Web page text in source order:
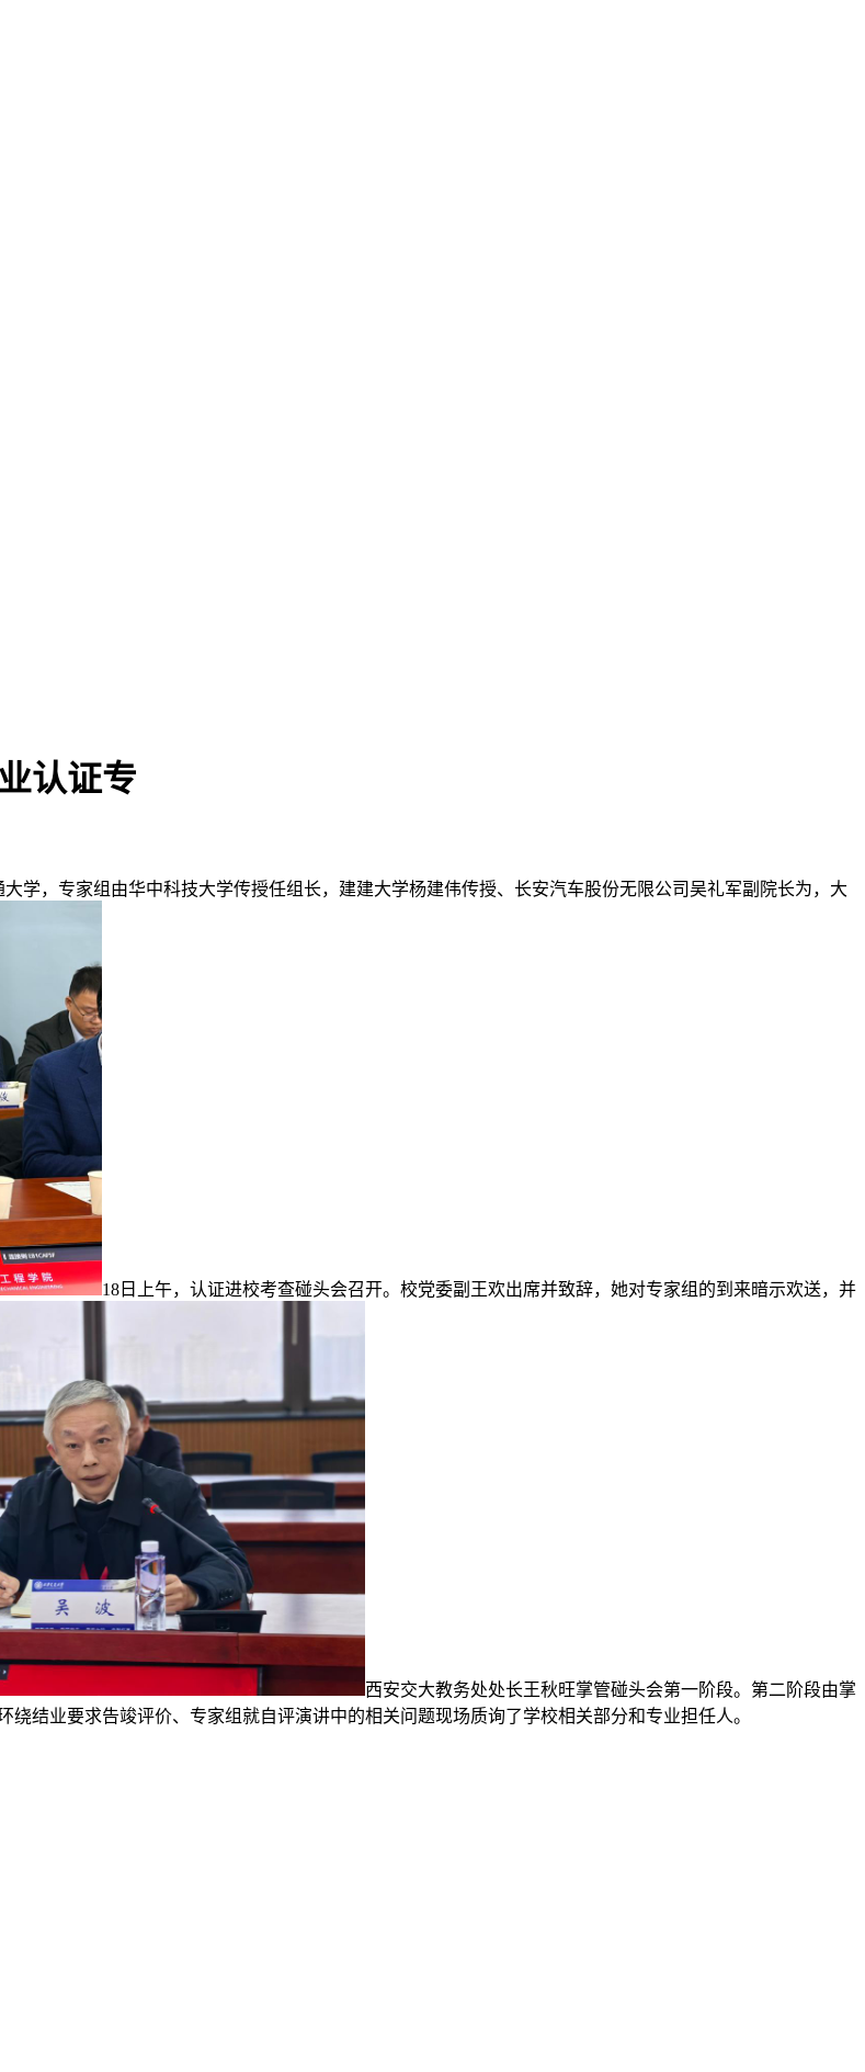
认证专
，专家组由华中科技大学传授任组长，建建大学杨建伟传授、长安汽车股份无限公司吴礼军副院长为，大
18日上午，认证进校考查碰头会召开。校党委副王欢出席并致辞，她对专家组的到来暗示欢送，并
西安交大教务处处长王秋旺掌管碰头会第一阶段。第二阶段由掌
结业要求告竣评价、专家组就自评演讲中的相关问题现场质询了学校相关部分和专业担任人。